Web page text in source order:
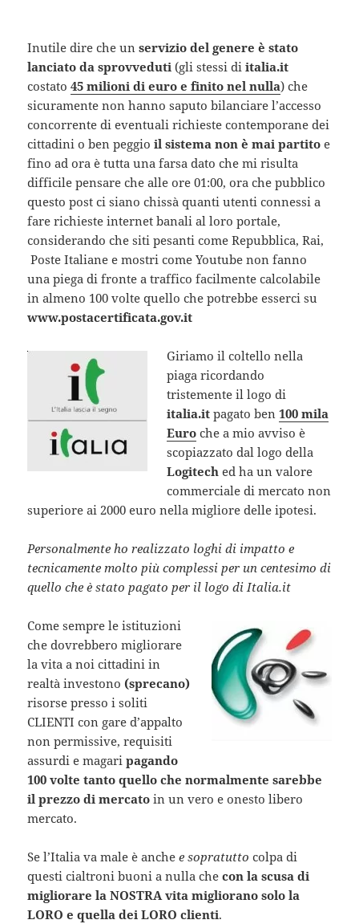
Inutile dire che unservizio del genere è stato
lanciato da sprovveduti (gli stessi diitalia.it
costato45 milioni di euro e finito nel nulla) che
sicuramente non hanno saputo bilanciare l’accesso
concorrente di eventuali richieste contemporane dei
cittadini o ben peggioil sistema non è mai partito e
fino ad ora è tutta una farsa dato che mi risulta
difficile pensare che alle ore 01:00, ora che pubblico
questo post ci siano chissà quanti utenti connessi a
fare richieste internet banali al loro portale,
considerando che siti pesanti come Repubblica, Rai,
Poste Italiane e mostri come Youtube non fanno
una piega di fronte a traffico facilmente calcolabile
in almeno 100 volte quello che potrebbe esserci su
www.postacertificata.gov.it
Giriamo il coltello nella
piaga ricordando
tristemente il logo di
italia.it pagato ben100 mila
Euro che a mio avviso è
scopiazzato dal logo della
Logiteched ha un valore
commerciale di mercato non
superiore ai 2000 euro nella migliore delle ipotesi.
Personalmente ho realizzato loghi di impatto e
tecnicamente molto più complessi per un centesimo di
quello che è stato pagato per il logo di Italia.it
Come sempre le istituzioni
che dovrebbero migliorare
la vita a noi cittadini in
realtà investono (sprecano)
risorse presso i soliti
CLIENTI con gare d’appalto
non permissive, requisiti
assurdi e magaripagando
100 volte tanto quello che normalmente sarebbe
il prezzo di mercato in un vero e onesto libero
mercato.
Se l’Italia va male è anchee sopratutto colpa di
questi cialtroni buoni a nulla checon la scusa di
migliorare la NOSTRA vita migliorano solo la
LORO e quella dei LORO clienti.